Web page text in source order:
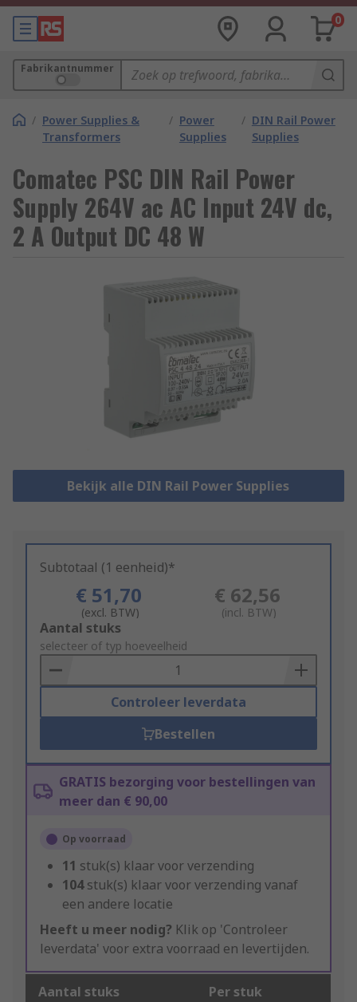
0
Fabrikantnummer
/ Power Supplies &
Transformers
/ Power
Supplies
/ DIN Rail Power
Supplies
Comatec PSC DIN Rail Power
Supply 264V ac AC Input 24V dc,
2 A Output DC 48 W
Bekijk alle DIN Rail Power Supplies
Subtotaal (1 eenheid)*
€ 51,70
(excl. BTW)
€ 62,56
(incl. BTW)
Add
to
Basket
Aantal stuks
selecteer of typ hoeveelheid
Controleer leverdata
Bestellen
GRATIS bezorging voor bestellingen van
meer dan € 90,00
Op voorraad
11 stuk(s) klaar voor verzending
104stuk(s) klaar voor verzending vanaf
een andere locatie
Heeft u meer nodig? Klik op 'Controleer
leverdata' voor extra voorraad en levertijden.
Aantal stuks Per stuk